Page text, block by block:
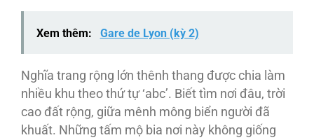
Xem thêm: Gare de Lyon (kỳ 2)
Nghĩa trang rộng lớn thênh thang được chia làm
nhiều khu theo thứ tự ‘abc’. Biết tìm nơi đâu, trời
cao đất rộng, giữa mênh mông biển người đã
khuất. Những tấm mộ bia nơi này không giống